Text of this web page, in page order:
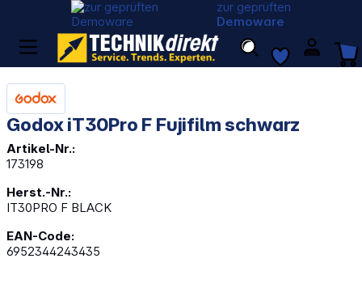
zur geprüften
Demoware
Godox iT30Pro F Fujifilm schwarz
Artikel-Nr.:
173198
Herst.-Nr.:
IT30PRO F BLACK
EAN-Code:
6952344243435